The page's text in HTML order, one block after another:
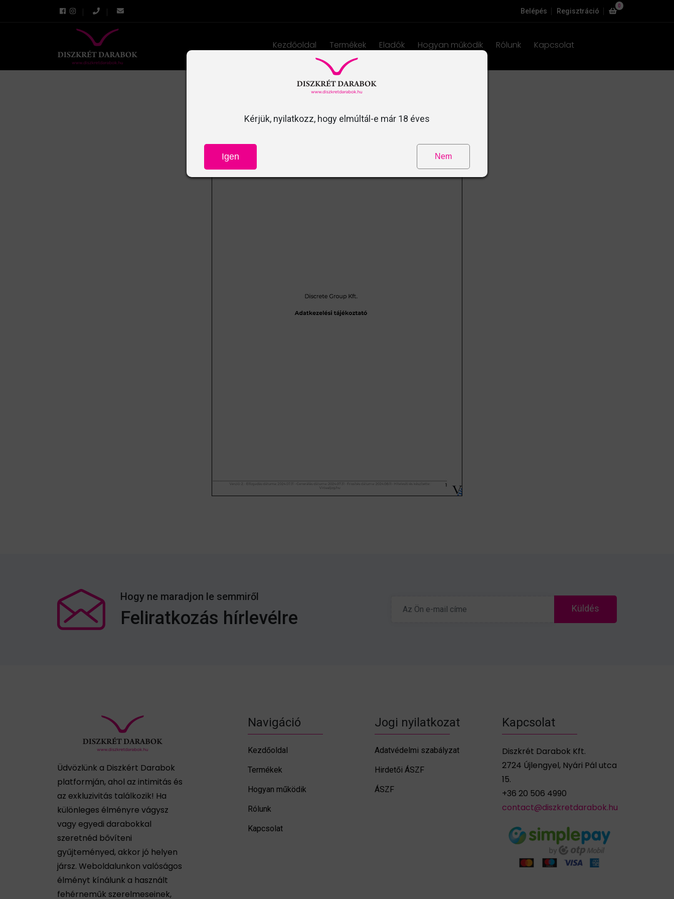
Belépés Regisztráció
0
Kezdőoldal Termékek Eladók Hogyan működik Rólunk Kapcsolat
Kattintson ide a letöltéshez!
Hogy ne maradjon le semmiről
Feliratkozás hírlevélre Küldés
Üdvözlünk a Diszkért Darabok
platformján, ahol az intimitás és
az exkluzivitás találkozik! Ha
különleges élményre vágysz
vagy egyedi darabokkal
szeretnéd bővíteni
gyűjteményed, akkor jó helyen
jársz. Weboldalunkon valóságos
élményt kínálunk a használt
fehérneműk szerelmeseinek,
Navigáció
Kezdőoldal
Termékek
Hogyan működik
Rólunk
Kapcsolat
Jogi nyilatkozat
Adatvédelmi szabályzat
Hirdetői ÁSZF
ÁSZF
Kapcsolat
Diszkrét Darabok Kft.
2724 Újlengyel, Nyári Pál utca
15.
+36 20 506 4990
contact@diszkretdarabok.hu
Kérjük, nyilatkozz, hogy elmúltál-e már 18 éves
Igen Nem